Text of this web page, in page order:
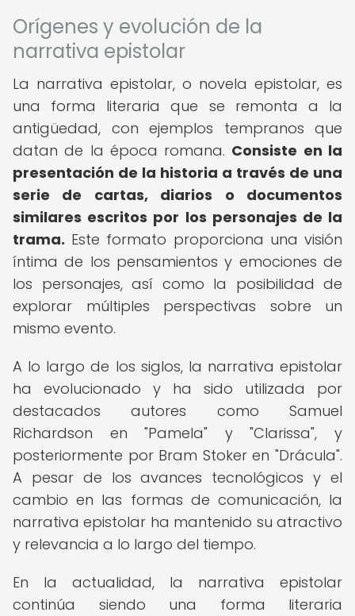
Orígenes y evolución de la
narrativa epistolar
La narrativa epistolar, o novela epistolar, es
una forma literaria que se remonta a la
antigüedad, con ejemplos tempranos que
datan de la época romana. Consiste en la
presentación de la historia a través de una
serie de cartas, diarios o documentos
similares escritos por los personajes de la
trama. Este formato proporciona una visión
íntima de los pensamientos y emociones de
los personajes, así como la posibilidad de
explorar múltiples perspectivas sobre un
mismo evento.
A lo largo de los siglos, la narrativa epistolar
ha evolucionado y ha sido utilizada por
destacados autores como Samuel
Richardson en "Pamela" y "Clarissa", y
posteriormente por Bram Stoker en "Drácula".
A pesar de los avances tecnológicos y el
cambio en las formas de comunicación, la
narrativa epistolar ha mantenido su atractivo
y relevancia a lo largo del tiempo.
En la actualidad, la narrativa epistolar
continúa siendo una forma literaria